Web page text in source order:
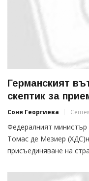
Германският
скептик за
Соня Георгиева
Федералният
Томас де Мезиер
присъединяване на